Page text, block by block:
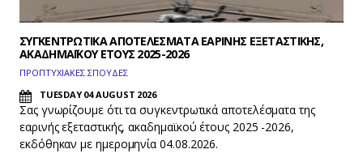
ΣΥΓΚΕΝΤΡΩΤΙΚΑ ΑΠΟΤΕΛΕΣΜΑΤΑ ΕΑΡΙΝΗΣ ΕΞΕΤΑΣΤΙΚΗΣ,
ΑΚΑΔΗΜΑΪΚΟΥ ΕΤΟΥΣ 2025-2026
ΠΡΟΠΤΥΧΙΑΚΕΣ ΣΠΟΥΔΕΣ
TUESDAY 04 AUGUST 2026
Σας γνωρίζουμε ότι τα συγκεντρωτικά αποτελέσματα της
εαρινής εξεταστικής, ακαδημαϊκού έτους 2025 -2026,
εκδόθηκαν με ημερομηνία 04.08.2026.